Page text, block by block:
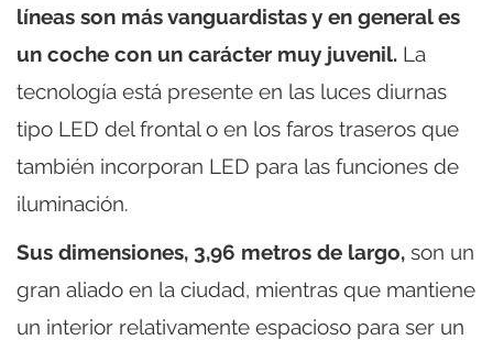
líneas son más vanguardistas y en general es
un coche con un carácter muy juvenil. La
tecnología está presente en las luces diurnas
tipo LED del frontal o en los faros traseros que
también incorporan LED para las funciones de
iluminación.
Sus dimensiones, 3,96 metros de largo, son un
gran aliado en la ciudad, mientras que mantiene
un interior relativamente espacioso para ser un